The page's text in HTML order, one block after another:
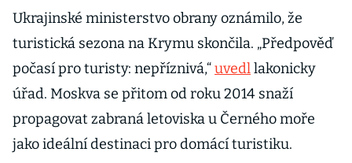
Ukrajinské ministerstvo obrany oznámilo, že
turistická sezona na Krymu skončila. „Předpověď
počasí pro turisty: nepříznivá,“uvedllakonicky
úřad. Moskva se přitom od roku 2014 snaží
propagovat zabraná letoviska u Černého moře
jako ideální destinaci pro domácí turistiku.